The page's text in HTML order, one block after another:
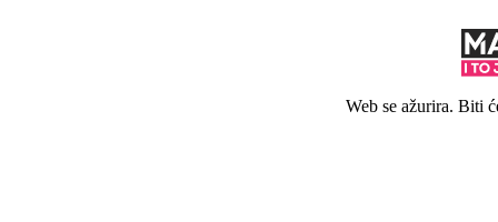
Web se ažurira. Biti